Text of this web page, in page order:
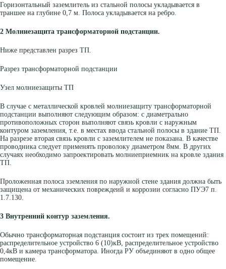
Горизонтальный заземлитель из стальной полосы укладывается в
траншее на глубине 0,7 м. Полоса укладывается на ребро.
2 Молниезащита трансформаторной подстанции.
Ниже представлен разрез ТП.
Разрез трансформаторной подстанции
Узел молниезащиты ТП
В случае с металлической кровлей молниезащиту трансформаторной
подстанции выполняют следующим образом: с диаметрально
противоположных сторон выполняют связь кровли с наружным
контуром заземления, т.е. в местах ввода стальной полосы в здание ТП.
На разрезе вторая связь кровли с заземлителем не показана. В качестве
проводника следует применять проволоку диаметром 8мм. В других
случаях необходимо запроектировать молниеприемник на кровле здания
ТП.
Проложенная полоса зземления по наружной стене здания должна быть
защищена от механических повреждеий и коррозии согласно ПУЭ7 п.
1.7.130.
3 Внутренний контур заземления.
Обычно трансформаторная подстанция состоит из трех помещений:
распределительное устройство 6 (10)кВ, распределительное устройство
0,4кВ и камера трансформатора. Иногда РУ объединяют в одно общее
помещение.